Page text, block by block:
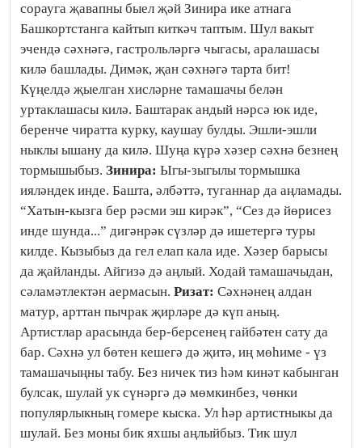
сорауга җавапны быел җәй Зинира ике атнага
Башкортстанга кайтып киткәч таптым. Шул вакыт
эчендә сәхнәгә, гастрольләргә чыгасы, аралашасы
килә башлады. Димәк, җан сәхнәгә тарта бит!
Күңелдә җыелган хисләрне тамашачы белән
уртаклашасы килә. Баштарак андый нәрсә юк иде,
беренче чиратта курку, каушау булды. Эшли-эшли
ныклы ышану да килә. Шуңа күрә хәзер сәхнә безнең
тормышыбыз. Зинира: Ыгы-зыгылы тормышка
ияләндек инде. Башта, әлбәттә, туганнар да аңламады.
“Хатын-кызга бер рәсми эш кирәк”, “Сез дә йөрисез
инде шунда...” дигәнрәк сүзләр дә ишетергә туры
килде. Кызыбыз да гел елап кала иде. Хәзер барысы
да җайланды. Айгизә дә аңлый. Ходай тамашачыдан,
сәламәтлектән аермасын. Ризат: Сәхнәнең алдан
матур, арттан пычрак җирләре дә күп аның.
Артистлар арасында бер-берсенең гайбәтен сату да
бар. Сәхнә ул бөтен кешегә дә җитә, иң мөһиме - үз
тамашачыңны табу. Без ничек тиз һәм кинәт кабынган
булсак, шулай ук сүнәргә дә мөмкинбез, чөнки
популярлыкның гомере кыска. Ул һәр артистныкы да
шулай. Без моны бик яхшы аңлыйбыз. Тик шул